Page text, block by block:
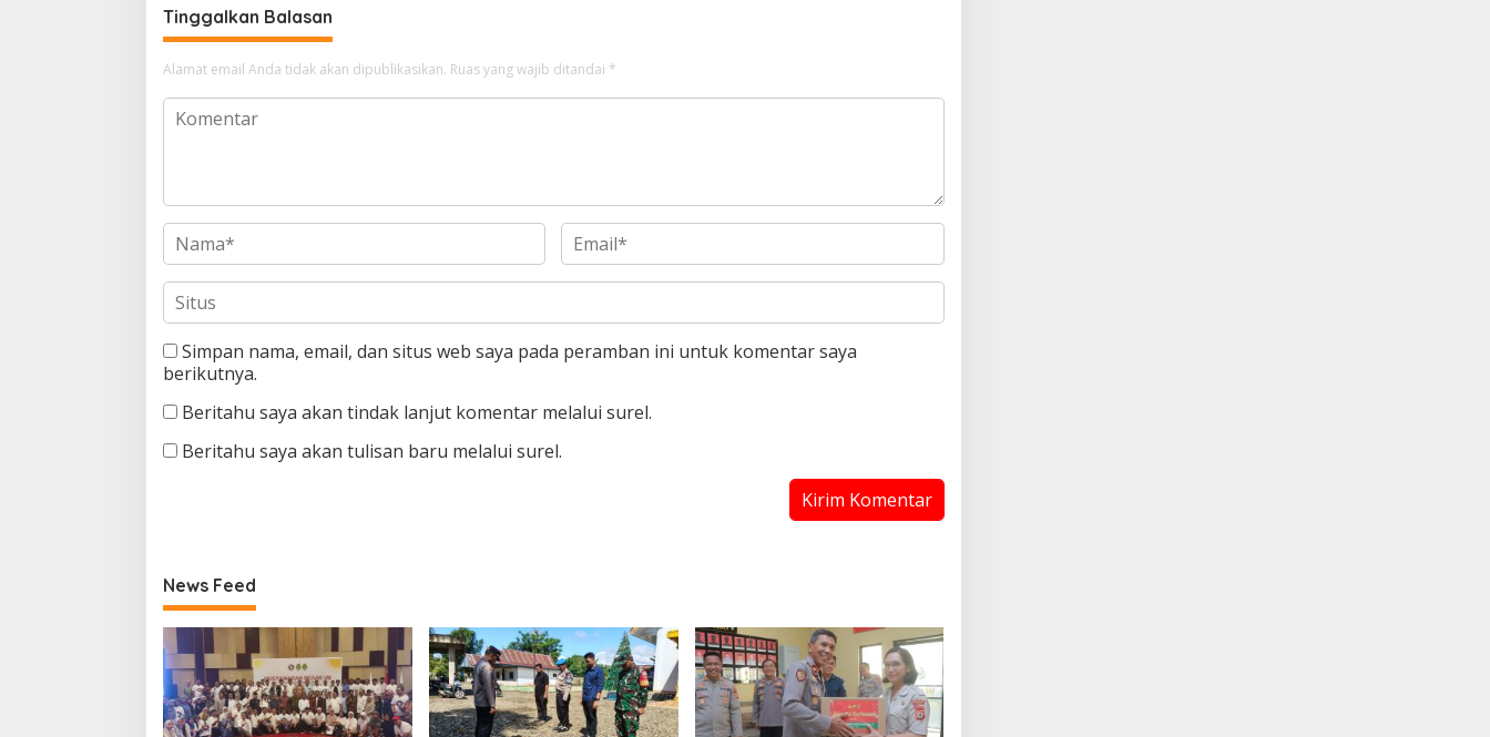
Tinggalkan Balasan
Alamat email Anda tidak akan dipublikasikan. Ruas yang wajib ditandai *
Simpan nama, email, dan situs web saya pada peramban ini untuk komentar saya
berikutnya.
Beritahu saya akan tindak lanjut komentar melalui surel.
Beritahu saya akan tulisan baru melalui surel.
News Feed